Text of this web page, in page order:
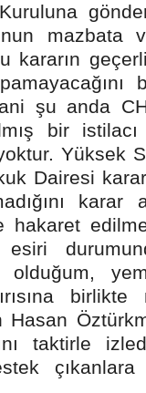
mazbata
şu anda
bir istilacı
Yüksek
Dairesi
karar
hakaret
esiri
olduğum,
Hasan
taktirle